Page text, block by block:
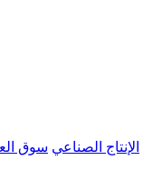
الإنتاج الصناعي سوق